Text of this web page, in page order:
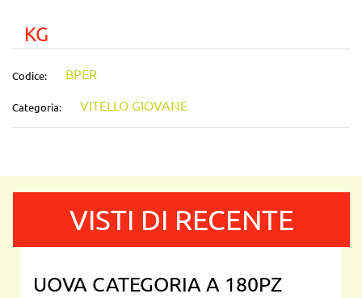
KG
Codice: BPER
Categoria: VITELLO GIOVANE
VISTI DI RECENTE
UOVA CATEGORIA A 180PZ